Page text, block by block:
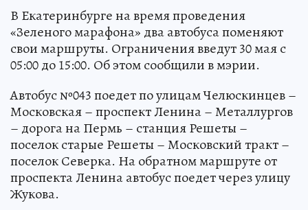
В Екатеринбурге на время проведения
«Зеленого марафона» два автобуса поменяют
свои маршруты. Ограничения введут 30 мая с
05:00 до 15:00. Об этом сообщили в мэрии.
Автобус №043 поедет по улицам Челюскинцев –
Московская – проспект Ленина – Металлургов
– дорога на Пермь – станция Решеты –
поселок старые Решеты – Московский тракт –
поселок Северка. На обратном маршруте от
проспекта Ленина автобус поедет через улицу
Жукова.